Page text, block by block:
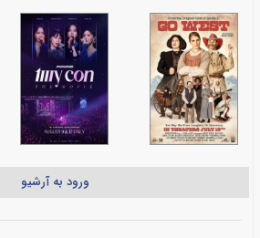
ورود به آرشیو